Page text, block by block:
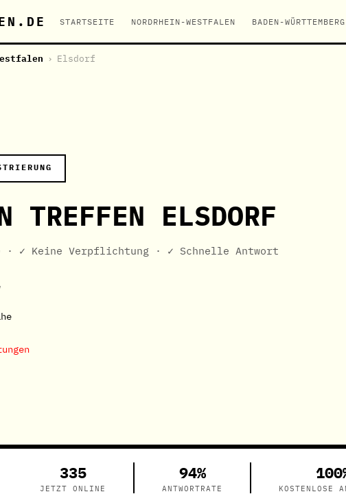
STARTSEITE NORDRHEIN-WESTFALEN BADEN-WÜRTTEMBERG
› Elsdorf
TREFFEN ELSDORF
✓ Keine Verpflichtung · ✓ Schnelle Antwort
335
JETZT ONLINE
94%
ANTWORTRATE KOSTENLOSE